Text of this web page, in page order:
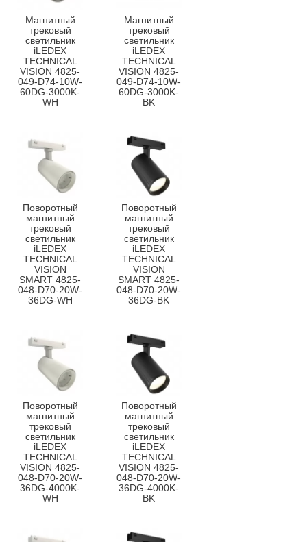
Магнитный
трековый
светильник
iLEDEX
TECHNICAL
VISION 4825-
049-D74-10W-
60DG-3000K-
WH
Магнитный
трековый
светильник
iLEDEX
TECHNICAL
VISION 4825-
049-D74-10W-
60DG-3000K-
BK
Поворотный
магнитный
трековый
светильник
iLEDEX
TECHNICAL
VISION
SMART 4825-
048-D70-20W-
36DG-WH
Поворотный
магнитный
трековый
светильник
iLEDEX
TECHNICAL
VISION
SMART 4825-
048-D70-20W-
36DG-BK
Поворотный
магнитный
трековый
светильник
iLEDEX
TECHNICAL
VISION 4825-
048-D70-20W-
36DG-4000K-
WH
Поворотный
магнитный
трековый
светильник
iLEDEX
TECHNICAL
VISION 4825-
048-D70-20W-
36DG-4000K-
BK